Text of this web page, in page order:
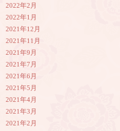
2022年2月
2022年1月
2021年12月
2021年11月
2021年9月
2021年7月
2021年6月
2021年5月
2021年4月
2021年3月
2021年2月